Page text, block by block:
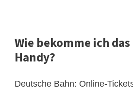
Wie bekomme ich
Handy?
Deutsche Bahn: Online-